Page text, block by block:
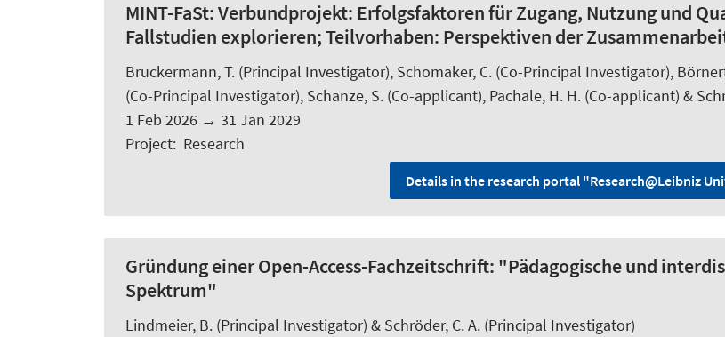
MINT-FaSt:Verbundprojekt: Erfolgsfaktoren für Zugang, Nutzung und
Fallstudien explorieren; Teilvorhaben: Perspektiven der
Bruckermann, T. (Principal Investigator), Schomaker, C. (Co-Principal Investigator),
(Co-Principal Investigator), Schanze, S. (Co-applicant), Pachale, H. H. (Co-applicant) &
1 Feb 2026 → 31 Jan 2029
Project: Research
Details in the research portal "Research@Leibniz
Gründung einer Open-Access-Fachzeitschrift: "Pädagogische und
Spektrum"
Lindmeier, B. (Principal Investigator) & Schröder, C. A. (Principal Investigator)